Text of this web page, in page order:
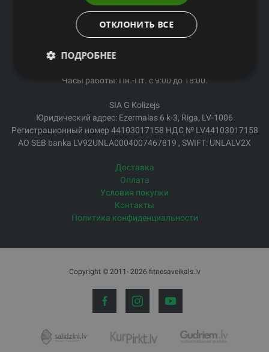
Телефон офиса: 67994044
Часы работы: Пн.-Пт. с 9:00 до 18:00.
SIA G Kolizejs
Юридический адрес: Ezermalas 6 k-3, Riga, LV-1006
Регистрационный номер 44103017158 НДС № LV44103017158
АО SEB banka LV92UNLA0004007467819 , SWIFT: UNLALV2X
Доставка
Оплата
Условия покупки
Контакты
Политика конфиденциальности
Copyright © 2011- 2026 fitnesaveikals.lv
ОТКЛОНИТЬ ВСЕ
ПОДРОБНЕЕ